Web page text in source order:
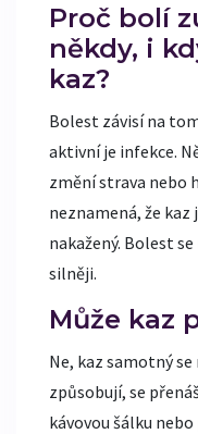
Proč bolí
někdy, i
kaz?
Bolest závisí na
aktivní je infekce.
změní strava nebo
neznamená, že kaz
nakažený. Bolest
silněji.
Může kaz
Ne, kaz samotný
způsobují, se
kávovou šálku